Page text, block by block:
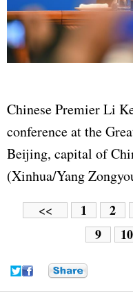
Chinese Premier Li
conference at the
Beijing, capital of
(Xinhua/Yang
<< 1 2
9
10